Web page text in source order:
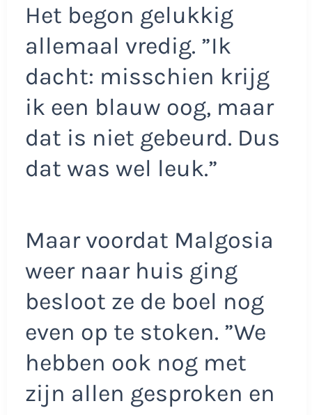
Het begon gelukkig
allemaal vredig. ”Ik
dacht: misschien krijg
ik een blauw oog, maar
dat is niet gebeurd. Dus
dat was wel leuk.”
Maar voordat Malgosia
weer naar huis ging
besloot ze de boel nog
even op te stoken. ”We
hebben ook nog met
zijn allen gesproken en